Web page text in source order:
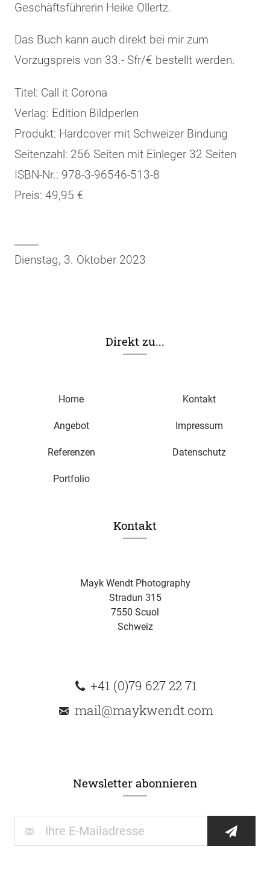
Geschäftsführerin Heike Ollertz.
Das Buch kann auch direkt bei mir zum
Vorzugspreis von 33.- Sfr/€ bestellt werden.
Titel: Call it Corona
Verlag: Edition Bildperlen
Produkt: Hardcover mit Schweizer Bindung
Seitenzahl: 256 Seiten mit Einleger 32 Seiten
ISBN-Nr.: 978-3-96546-513-8
Preis: 49,95 €
Dienstag, 3. Oktober 2023
Direkt zu...
Home
Angebot
Referenzen
Portfolio
Kontakt
Impressum
Datenschutz
Kontakt
Mayk Wendt Photography
Stradun 315
7550 Scuol
Schweiz
+41 (0)79 627 22 71
mail@maykwendt.com
Newsletter abonnieren